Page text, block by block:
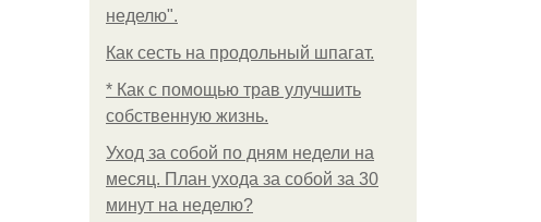
неделю".
Как сесть на продольный шпагат.
* Как с помощью трав улучшить
собственную жизнь.
Уход за собой по дням недели на
месяц. План ухода за собой за 30
минут на неделю?